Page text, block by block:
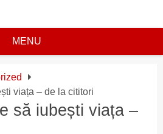
MENU
viața – de la cititori
să iubești viața –